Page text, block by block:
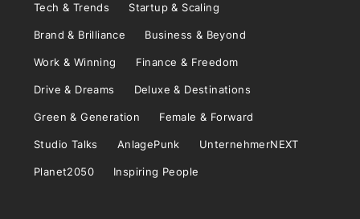
Tech & Trends Startup & Scaling
Brand & Brilliance Business & Beyond
Work & Winning Finance & Freedom
Drive & Dreams Deluxe & Destinations
Green & Generation Female & Forward
Studio Talks AnlagePunk UnternehmerNEXT
Planet2050 Inspiring People